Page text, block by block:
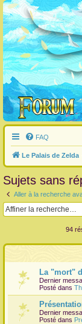
FAQ
Le Palais de Zelda
Sujets sans
Aller à la recherche
94
La "mort"
Dernier
Posté dans
Dernier
Posté dans